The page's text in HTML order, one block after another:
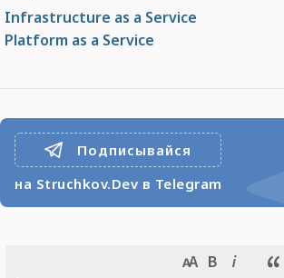
Infrastructure as a Service
Platform as a Service
Подписывайся
на Struchkov.Dev в Telegram